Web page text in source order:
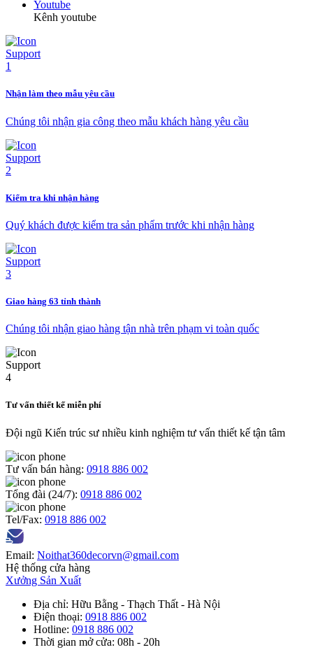
Youtube
Kênh youtube
Nhận làm theo mẫu yêu cầu
Chúng tôi nhận gia công theo mẫu khách hàng yêu cầu
Kiểm tra khi nhận hàng
Quý khách được kiểm tra sản phẩm trước khi nhận hàng
Giao hàng 63 tỉnh thành
Chúng tôi nhận giao hàng tận nhà trên phạm vi toàn quốc
Tư vấn thiết kế miễn phí
Đội ngũ Kiến trúc sư nhiều kinh nghiệm tư vấn thiết kế tận tâm
Tư vấn bán hàng: 0918 886 002
Tổng đài (24/7): 0918 886 002
Tel/Fax: 0918 886 002
Email: Noithat360decorvn@gmail.com
Hệ thống cửa hàng
Xưởng Sản Xuất
Địa chỉ: Hữu Bằng - Thạch Thất - Hà Nội
Điện thoại: 0918 886 002
Hotline: 0918 886 002
Thời gian mở cửa: 08h - 20h